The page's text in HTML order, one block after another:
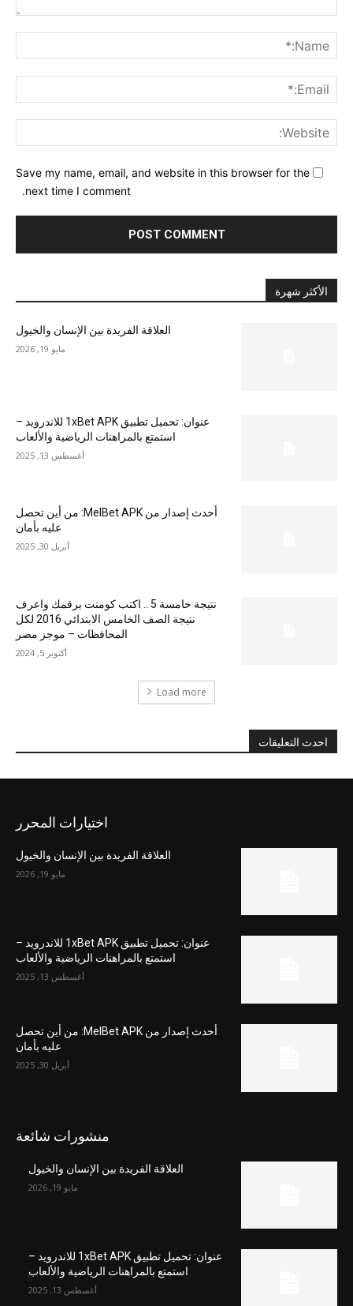
Save my name, email, and website in this browser for the
next time I comment.
الأكثر شهرة
العلاقة الفريدة بين الإنسان والخيول
مايو 19, 2026
عنوان: تحميل تطبيق 1xBet APK للاندرويد –
استمتع بالمراهنات الرياضية والألعاب
أغسطس 13, 2025
أحدث إصدار من MelBet APK: من أين تحصل
عليه بأمان
أبريل 30, 2025
نتيجة خامسة 5 .. اكتب كومنت برقمك واعرف
نتيجة الصف الخامس الابتدائي 2016 لكل
المحافظات – موجز مصر
أكتوبر 5, 2024
Load more
احدث التعليقات
اختيارات المحرر
العلاقة الفريدة بين الإنسان والخيول
مايو 19, 2026
عنوان: تحميل تطبيق 1xBet APK للاندرويد –
استمتع بالمراهنات الرياضية والألعاب
أغسطس 13, 2025
أحدث إصدار من MelBet APK: من أين تحصل
عليه بأمان
أبريل 30, 2025
منشورات شائعة
العلاقة الفريدة بين الإنسان والخيول
مايو 19, 2026
عنوان: تحميل تطبيق 1xBet APK للاندرويد –
استمتع بالمراهنات الرياضية والألعاب
أغسطس 13, 2025